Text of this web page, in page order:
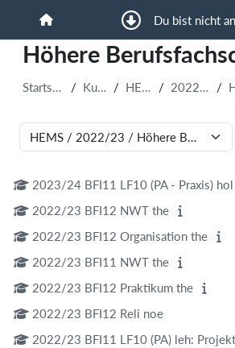
Startseite Du bist nicht
Höhere
Startseite Kurse HEMS 2022/23
Kursbereiche
2023/24 BFI11 LF10 (PA - Praxis) hol
2022/23 BFI12 NWT the
2022/23 BFI12 Organisation the
2022/23 BFI11 NWT the
2022/23 BFI12 Praktikum the
2022/23 BFI12 Reli noe
2022/23 BFI11 LF10 (PA) leh: